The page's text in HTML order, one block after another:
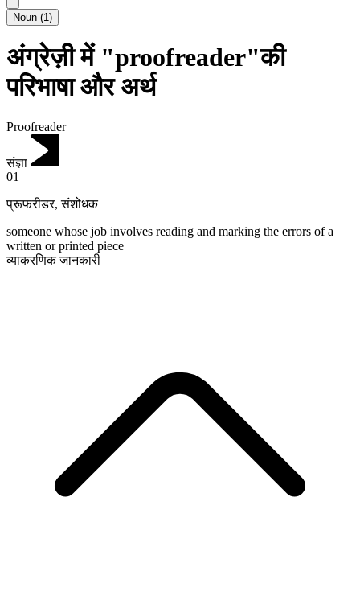
Noun (1)
अंग्रेज़ी में "proofreader"की
परिभाषा और अर्थ
Proofreader
संज्ञा
01
प्रूफरीडर,संशोधक
someone whose job involves reading and marking the errors of a
written or printed piece
व्याकरणिक जानकारी